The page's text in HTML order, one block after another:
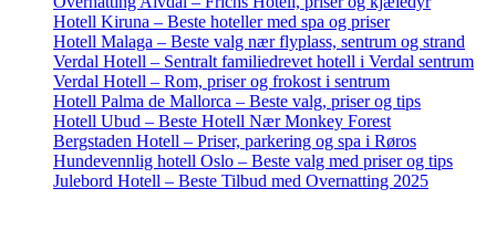
Hotell Kiruna – Beste hoteller med spa og priser
Hotell Malaga – Beste valg nær flyplass, sentrum og strand
Verdal Hotell – Sentralt familiedrevet hotell i Verdal sentrum
Verdal Hotell – Rom, priser og frokost i sentrum
Hotell Palma de Mallorca – Beste valg, priser og tips
Hotell Ubud – Beste Hotell Nær Monkey Forest
Bergstaden Hotell – Priser, parkering og spa i Røros
Hundevennlig hotell Oslo – Beste valg med priser og tips
Julebord Hotell – Beste Tilbud med Overnatting 2025